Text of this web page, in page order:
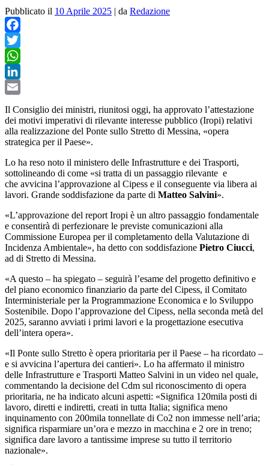
Pubblicato il 10 Aprile 2025 | da Redazione
Facebook
Twitter
WhatsApp
LinkedIn
Il Consiglio dei ministri, riunitosi oggi, ha approvato l’attestazione
dei motivi imperativi di rilevante interesse pubblico (Iropi) relativi
alla realizzazione del Ponte sullo Stretto di Messina, «opera
strategica per il Paese».
Lo ha reso noto il ministero delle Infrastrutture e dei Trasporti,
sottolineando di come «si tratta di un passaggio rilevante e
che avvicina l’approvazione al Cipess e il conseguente via libera ai
lavori. Grande soddisfazione da parte di Matteo Salvini».
«L’approvazione del report Iropi è un altro passaggio fondamentale
e consentirà di perfezionare le previste comunicazioni alla
Commissione Europea per il completamento della Valutazione di
Incidenza Ambientale», ha detto con soddisfazione Pietro Ciucci,
ad di Stretto di Messina.
«A questo – ha spiegato – seguirà l’esame del progetto definitivo e
del piano economico finanziario da parte del Cipess, il Comitato
Interministeriale per la Programmazione Economica e lo Sviluppo
Sostenibile. Dopo l’approvazione del Cipess, nella seconda metà del
2025, saranno avviati i primi lavori e la progettazione esecutiva
dell’intera opera».
«Il Ponte sullo Stretto è opera prioritaria per il Paese – ha ricordato –
e si avvicina l’apertura dei cantieri». Lo ha affermato il ministro
delle Infrastrutture e Trasporti Matteo Salvini in un video nel quale,
commentando la decisione del Cdm sul riconoscimento di opera
prioritaria, ne ha indicato alcuni aspetti: «Significa 120mila posti di
lavoro, diretti e indiretti, creati in tutta Italia; significa meno
inquinamento con 200mila tonnellate di Co2 non immesse nell’aria;
significa risparmiare un’ora e mezzo in macchina e 2 ore in treno;
significa dare lavoro a tantissime imprese su tutto il territorio
nazionale».